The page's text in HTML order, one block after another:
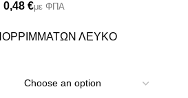
€
ΛΕΥΚΟ